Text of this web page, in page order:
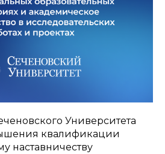
Университета
квалификации
наставничеству